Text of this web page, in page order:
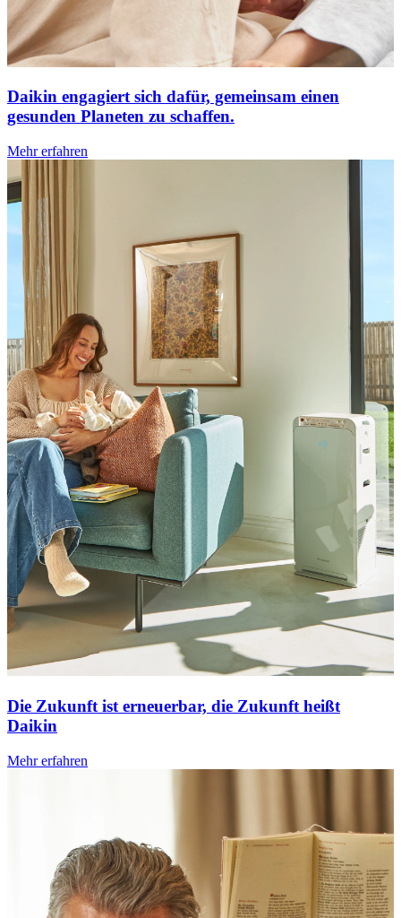
Daikin engagiert sich dafür, gemeinsam einen
gesunden Planeten zu schaffen.
Mehr erfahren
Die Zukunft ist erneuerbar, die Zukunft heißt
Daikin
Mehr erfahren